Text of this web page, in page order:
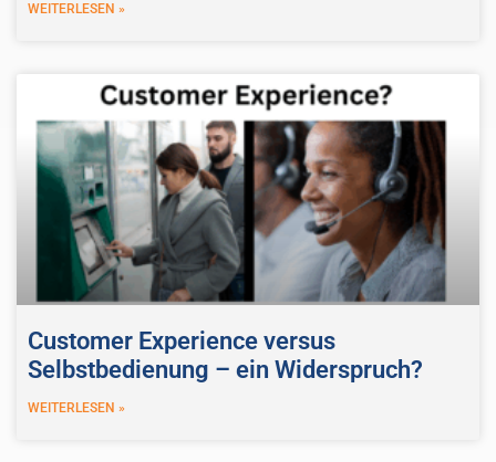
WEITERLESEN »
Customer Experience versus
Selbstbedienung – ein Widerspruch?
WEITERLESEN »